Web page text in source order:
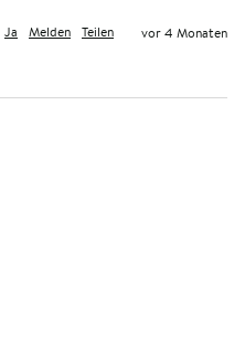
Ja Melden Teilen vor 4 Monaten